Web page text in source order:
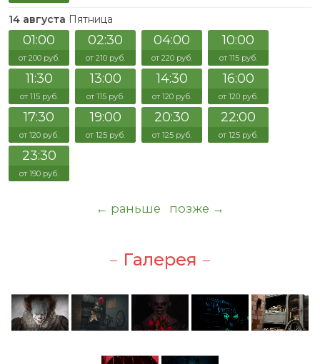
14 августа Пятница
01:00
от 200 руб.
02:30
от 210 руб.
04:00
от 220 руб.
10:00
от 115 руб.
11:30
от 115 руб.
13:00
от 115 руб.
14:30
от 120 руб.
16:00
от 120 руб.
17:30
от 120 руб.
19:00
от 125 руб.
20:30
от 125 руб.
22:00
от 125 руб.
23:30
от 190 руб.
← раньше позже →
Галерея